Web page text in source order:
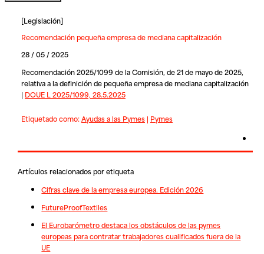
[Legislación]
Recomendación pequeña empresa de mediana capitalización
28 / 05 / 2025
Recomendación 2025/1099 de la Comisión, de 21 de mayo de 2025,
relativa a la definición de pequeña empresa de mediana capitalización
| DOUE L 2025/1099, 28.5.2025
Etiquetado como:Ayudas a las Pymes| Pymes
Artículos relacionados por etiqueta
Cifras clave de la empresa europea. Edición 2026
FutureProofTextiles
El Eurobarómetro destaca los obstáculos de las pymes
europeas para contratar trabajadores cualificados fuera de la
UE